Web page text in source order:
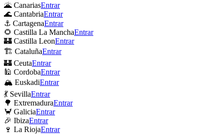
🌋 CanariasEntrar
🌊 CantabriaEntrar
⚓ CartagenaEntrar
🌻 Castilla La ManchaEntrar
🏰 Castilla LeonEntrar
🏗 CataluñaEntrar
🏰 CeutaEntrar
🕌 CordobaEntrar
🏔 EuskadiEntrar
💃 SevillaEntrar
🌳 ExtremaduraEntrar
🦀 GaliciaEntrar
🎉 IbizaEntrar
🍷 La RiojaEntrar